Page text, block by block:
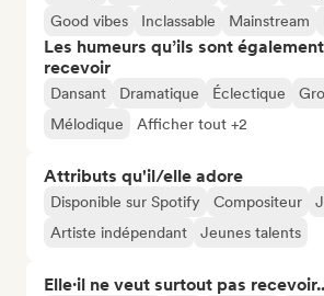
Good vibes
Inclassable Mainstream
Les humeurs qu’ils sont
recevoir
Dansant Dramatique Éclectique
Mélodique
Afficher tout +2
Attributs qu'il/elle adore
Disponible sur Spotify Compositeur
Artiste indépendant
Jeunes talents
Elle·il ne veut surtout pas